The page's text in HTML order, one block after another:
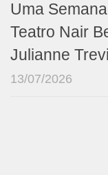
Uma
Teatro Nair
Julianne
13/07/2026